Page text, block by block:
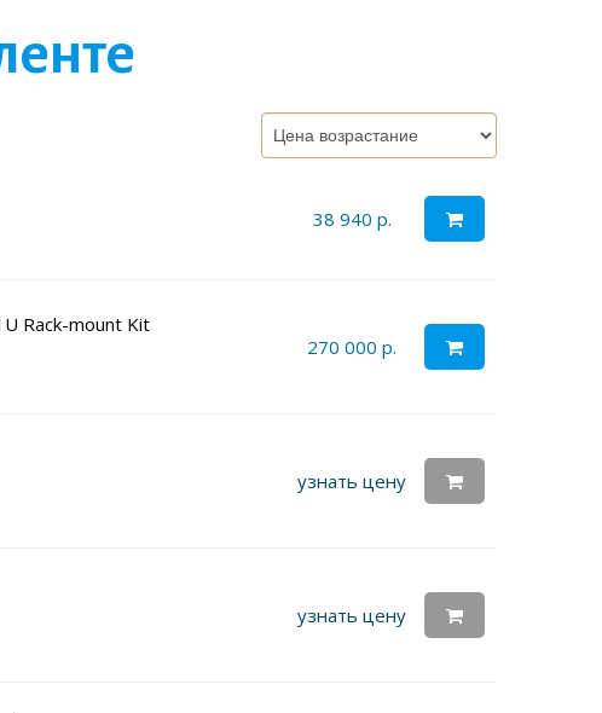
38 940 р.
Rack-mount Kit
270 000 р.
узнать цену
узнать цену